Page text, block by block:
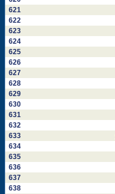
621
622
623
624
625
626
627
628
629
630
631
632
633
634
635
636
637
638